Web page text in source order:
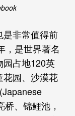
是非常值得前
，是世界著名
园占地120英
花园、沙漠花
、锦鲤池，